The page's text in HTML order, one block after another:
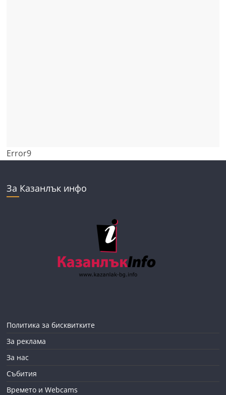
Error9
За Казанлък инфо
Политика за бисквитките
За реклама
За нас
Събития
Времето и Webcams